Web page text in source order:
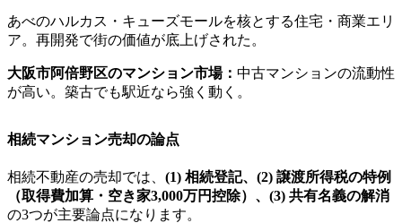
あべのハルカス・キューズモールを核とする住宅・商業エリ
ア。再開発で街の価値が底上げされた。
大阪市阿倍野区のマンション市場： 中古マンションの流動性
が高い。築古でも駅近なら強く動く。
相続マンション売却の論点
相続不動産の売却では、 (1) 相続登記、(2) 譲渡所得税の特例
（取得費加算・空き家3,000万円控除）、(3) 共有名義の解消
の3つが主要論点になります。